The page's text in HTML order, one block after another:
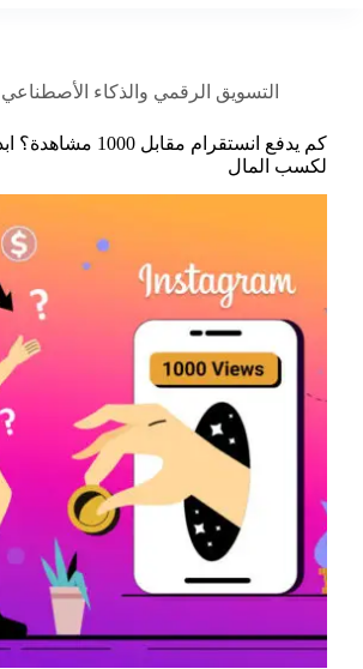
التسويق الرقمي والذكاء الأصطناعي
كم يدفع انستقرام مقابل
لكسب المال